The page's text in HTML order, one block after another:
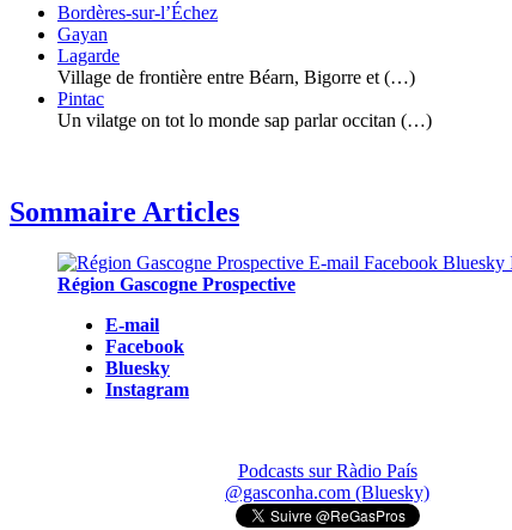
Bordères-sur-l’Échez
Gayan
Lagarde
Village de frontière entre Béarn, Bigorre et (…)
Pintac
Un vilatge on tot lo monde sap parlar occitan (…)
Sommaire Articles
Région Gascogne Prospective
E-mail
Facebook
Bluesky
Instagram
Podcasts sur Ràdio País
@gasconha.com (Bluesky)